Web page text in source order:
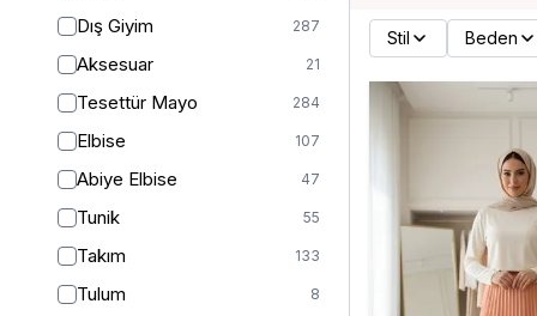
Dış Giyim 287
Aksesuar 21
Tesettür Mayo 284
Elbise 107
Abiye Elbise 47
Tunik 55
Takım 133
Tulum 8
Stil Beden